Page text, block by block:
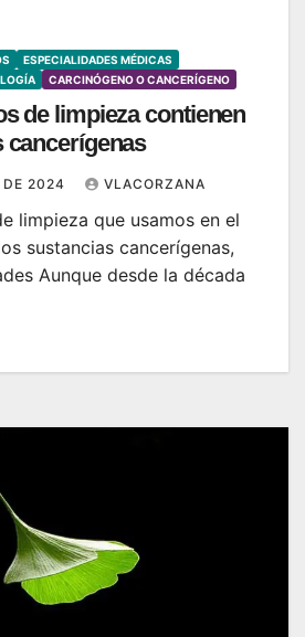
ESPECIALIDADES MÉDICAS
CARCINÓGENO O CANCERÍGENO
de limpieza contienen
cancerígenas
DE 2024 VLACORZANA
limpieza que usamos en el
sustancias cancerígenas,
Aunque desde la década